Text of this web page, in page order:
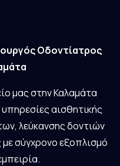
Οδοντίατρος
μας στην Καλαμάτα
αισθητικής
λεύκανσης δοντιών
σύγχρονο εξοπλισμό